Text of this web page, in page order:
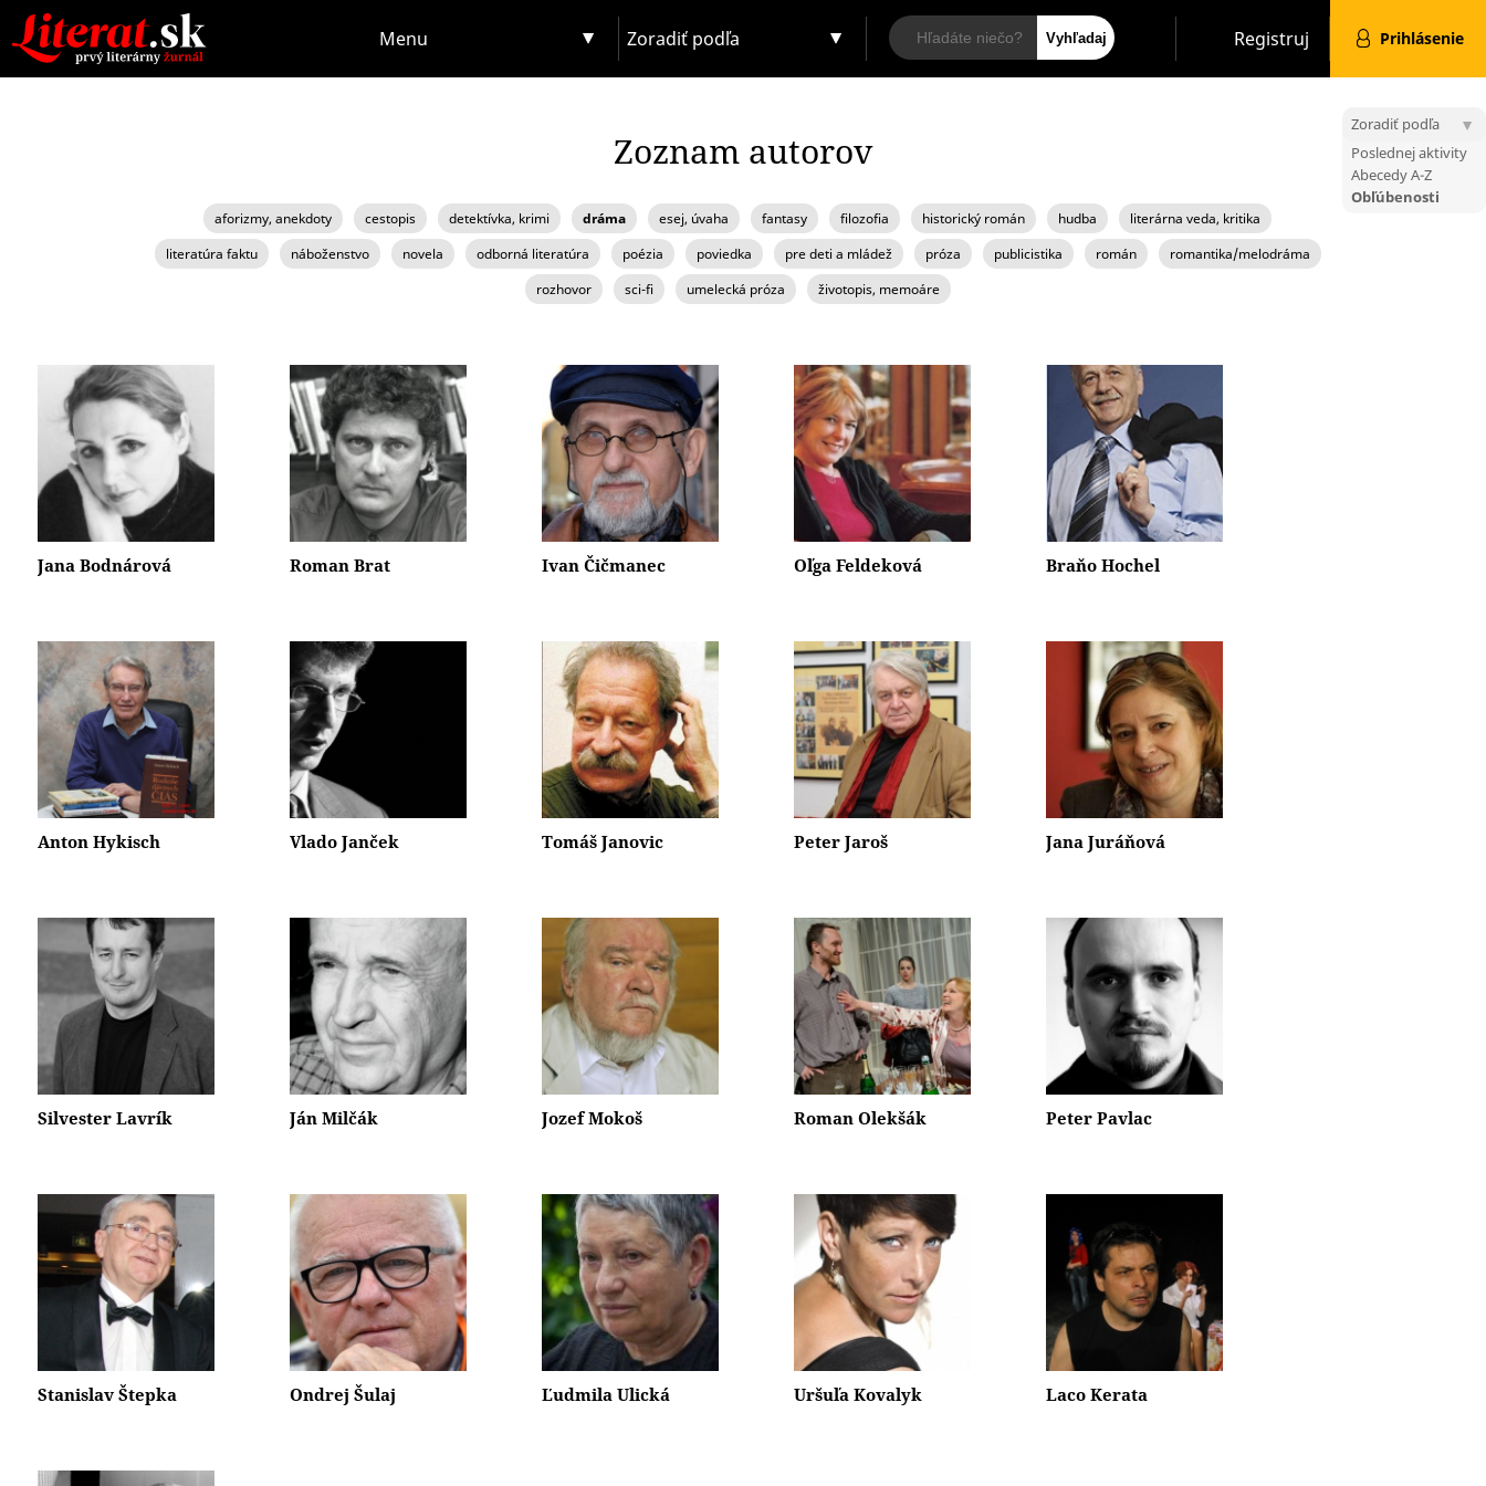
Menu Zoradiť podľa Hľadať Registruj Prihlásenie
Zoznam autorov
aforizmy, anekdoty cestopis detektívka, krimi dráma esej, úvaha fantasy filozofia historický román hudba
literárna veda, kritika
literatúra faktu
náboženstvo novela odborná literatúra poézia poviedka pre deti a mládež próza publicistika román
romantika/melodráma
rozhovor
sci-fi umelecká próza životopis, memoáre
Zoradiť podľa
Poslednej aktivity
Abecedy A-Z
Obľúbenosti
Jana Bodnárová Roman Brat Ivan Čičmanec Oľga Feldeková Braňo Hochel
Anton Hykisch Vlado Janček Tomáš Janovic Peter Jaroš Jana Juráňová
Silvester Lavrík Ján Milčák Jozef Mokoš Roman Olekšák Peter Pavlac
Stanislav Štepka Ondrej Šulaj Ľudmila Ulická Uršuľa Kovalyk Laco Kerata